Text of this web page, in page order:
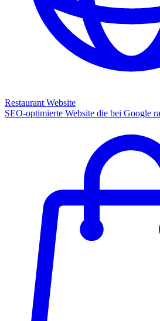
Restaurant Website
SEO-optimierte Website die bei Google